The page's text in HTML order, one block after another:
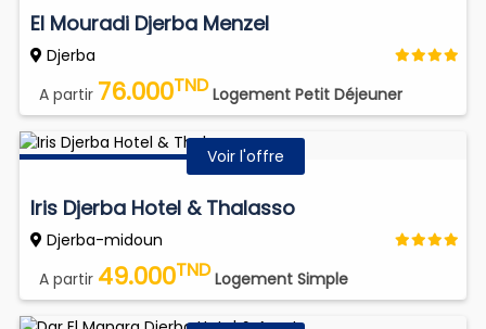
El Mouradi Djerba Menzel
Djerba
A partir 76.000TND Logement Petit Déjeuner
Voir l'offre
Iris Djerba Hotel & Thalasso
Djerba-midoun
A partir 49.000TND Logement Simple